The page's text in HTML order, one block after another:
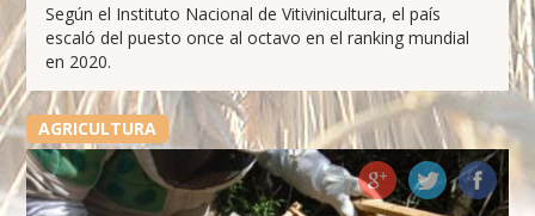
Según el Instituto Nacional de Vitivinicultura, el país
escaló del puesto once al octavo en el ranking mundial
en 2020.
AGRICULTURA